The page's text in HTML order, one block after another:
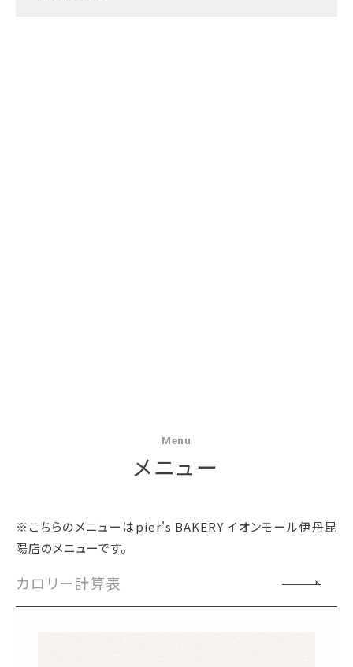
Menu
メニュー
※こちらのメニューはpier's BAKERY イオンモール伊丹昆
陽店のメニューです。
カロリー計算表